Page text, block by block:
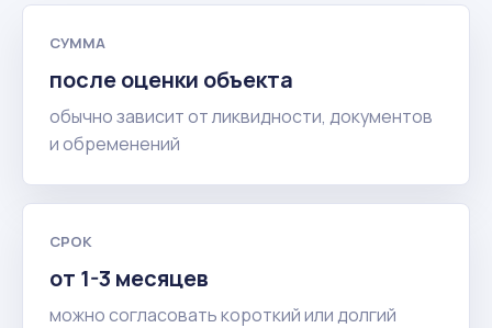
СУММА
после оценки объекта
обычно зависит от ликвидности, документов
и обременений
СРОК
от 1-3 месяцев
можно согласовать короткий или долгий